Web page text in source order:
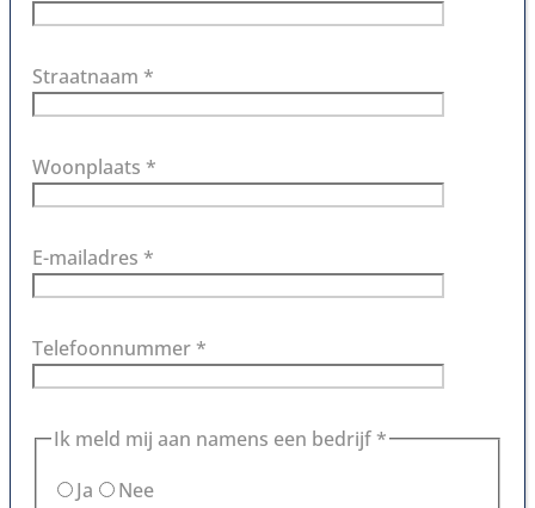
Straatnaam *
Woonplaats *
E-mailadres *
Telefoonnummer *
Ik meld mij aan namens een bedrijf *
Ja
Nee